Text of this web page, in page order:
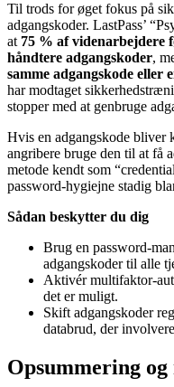
Til trods for øget fokus på
adgangskoder. LastPass’
at 75 % af videnarbejdere
håndtere adgangskoder,
samme adgangskode eller
har modtaget
stopper med at genbruge
Hvis en adgangskode bliver
angribere bruge den til at få
metode kendt som
password‑hygiejne stadig
Sådan beskytter du dig
Brug en
adgangskoder til alle
Aktivér
det er muligt.
Skift adgangskoder
databrud, der
Opsummering